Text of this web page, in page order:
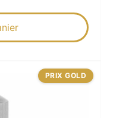
PRIX GOLD